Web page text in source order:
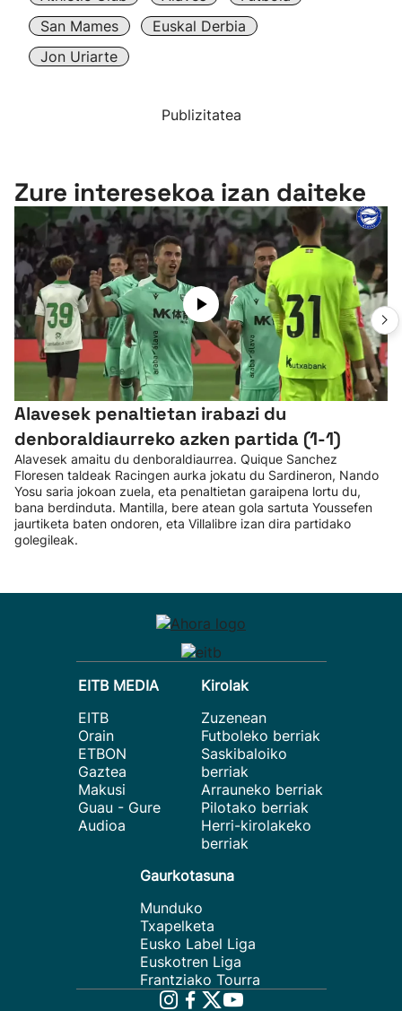
San Mames
Euskal Derbia
Jon Uriarte
Publizitatea
Zure interesekoa izan daiteke
Alavesek penaltietan irabazi du
denboraldiaurreko azken partida (1-1)
Alavesek amaitu du denboraldiaurrea. Quique Sanchez
Floresen taldeak Racingen aurka jokatu du Sardineron, Nando
Yosu saria jokoan zuela, eta penaltietan garaipena lortu du,
bana berdinduta. Mantilla, bere atean gola sartuta Youssefen
jaurtiketa baten ondoren, eta Villalibre izan dira partidako
golegileak.
EITB MEDIA
EITB
Orain
ETBON
Gaztea
Makusi
Guau - Gure
Audioa
Kirolak
Zuzenean
Futboleko berriak
Saskibaloiko
berriak
Arrauneko berriak
Pilotako berriak
Herri-kirolakeko
berriak
Gaurkotasuna
Munduko
Txapelketa
Eusko Label Liga
Euskotren Liga
Frantziako Tourra